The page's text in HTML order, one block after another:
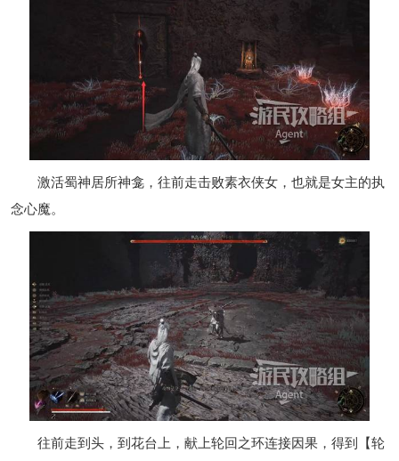
激活蜀神居所神龛，往前走击败素衣侠女，也就是女主的执
念心魔。
往前走到头，到花台上，献上轮回之环连接因果，得到【轮